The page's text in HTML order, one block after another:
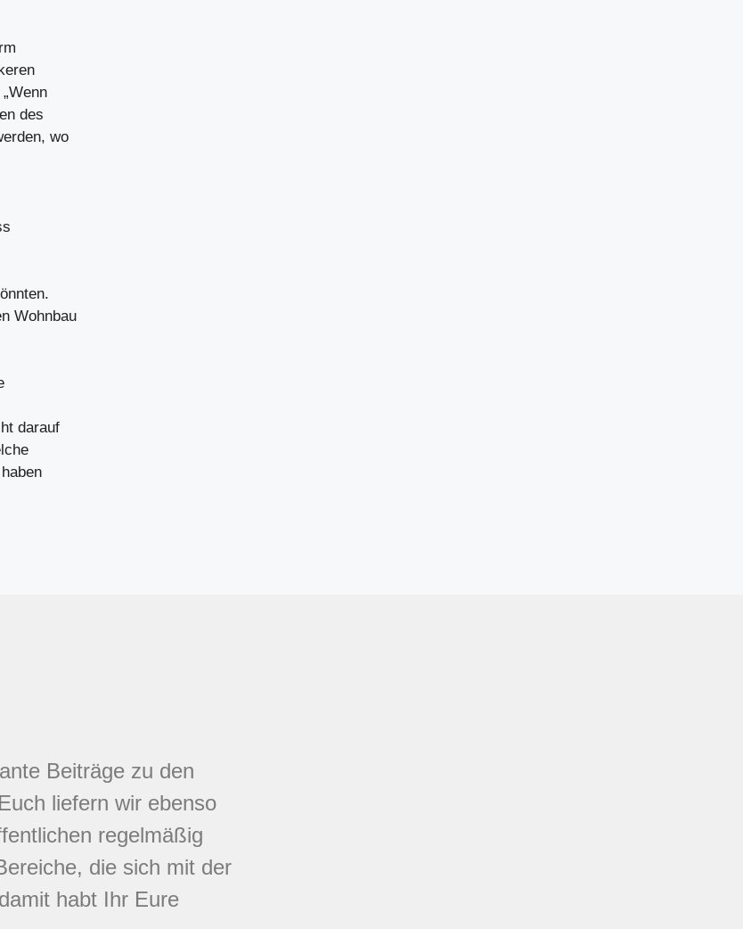
des
wo
Wohnbau
darauf
Beiträge zu den
liefern wir ebenso
regelmäßig
die sich mit der
habt Ihr Eure